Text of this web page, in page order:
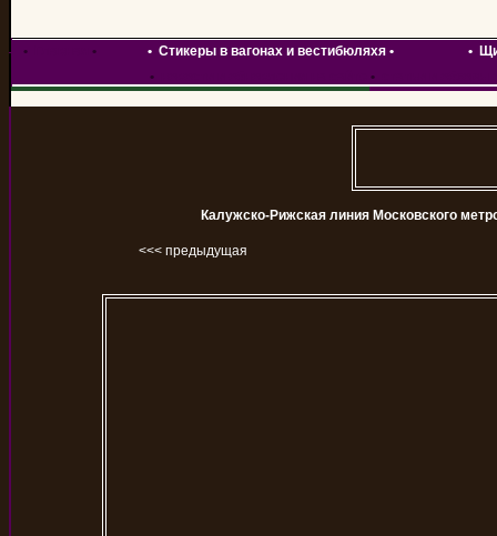
• • • Стикеры в вагонах и вестибюляхя• •
•
•
Калужско-Рижская линия Московского
<<< предыдущая